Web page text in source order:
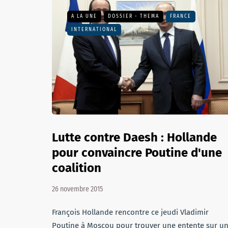
A LA UNE DOSSIER - THEMA FRANCE
INTERNATIONAL
Lutte contre Daesh : Hollande
pour convaincre Poutine d'une
coalition
26 novembre 2015
François Hollande rencontre ce jeudi Vladimir
Poutine à Moscou pour trouver une entente sur